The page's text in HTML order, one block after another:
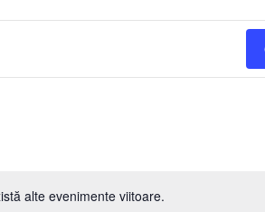
alte evenimente viitoare.